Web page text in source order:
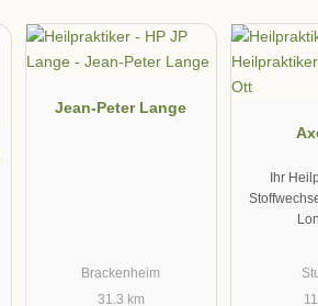
Jean-Peter Lange
Brackenheim
31.3 km
Ihr